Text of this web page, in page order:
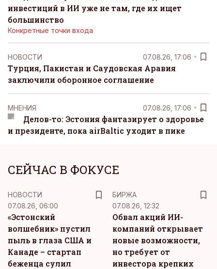
инвестиций в ИИ уже не там, где их ищет
большинство
Конкретные точки входа
НОВОСТИ 07.08.26, 17:06
Турция, Пакистан и Саудовская Аравия
заключили оборонное соглашение
MНЕНИЯ 07.08.26, 17:06
Делов-то: Эстония фантазирует о здоровье
и президенте, пока airBaltic уходит в пике
СЕЙЧАС В ФОКУСЕ
НОВОСТИ
07.08.26, 06:00
«Эстонский
волшебник» пустил
пыль в глаза США и
Канаде – стартап
беженца сулил
БИРЖА
07.08.26, 12:32
Обвал акций ИИ-
компаний открывает
новые возможности,
но требует от
инвестора крепких